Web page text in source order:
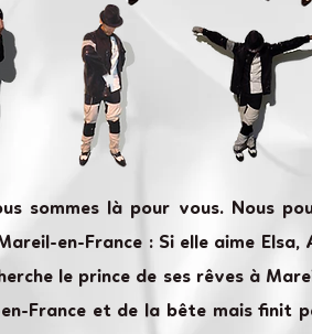
sommes là pour vous. Nous
en-France : Si elle aime Elsa,
le prince de ses rêves à
France et de la bête mais finit